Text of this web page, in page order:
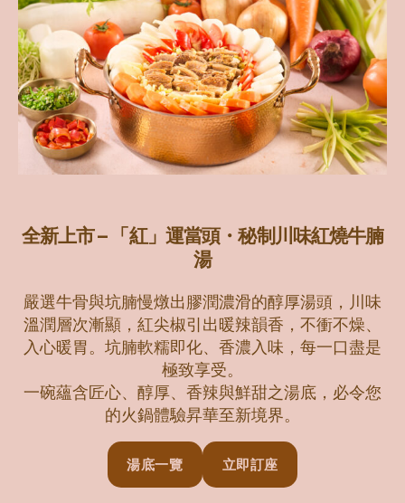
全新上市 – 「紅」運當頭・秘制川味紅燒牛腩
湯
嚴選牛骨與坑腩慢燉出膠潤濃滑的醇厚湯頭，川味
溫潤層次漸顯，紅尖椒引出暖辣韻香，不衝不燥、
入心暖胃。坑腩軟糯即化、香濃入味，每一口盡是
極致享受。
一碗蘊含匠心、醇厚、香辣與鮮甜之湯底，必令您
的火鍋體驗昇華至新境界。
湯底一覽 立即訂座